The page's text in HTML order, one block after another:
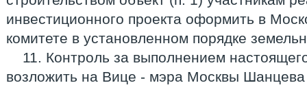
инвестиционного проекта оформить в
комитете в установленном порядке
11. Контроль за выполнением
возложить на Вице - мэра Москвы